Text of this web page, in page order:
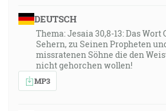
DEUTSCH
Thema: Jesaia 30,8-13: Das Wort
Sehern, zu Seinen Propheten
missratenen Söhne die den
nicht gehorchen wollen!
MP3